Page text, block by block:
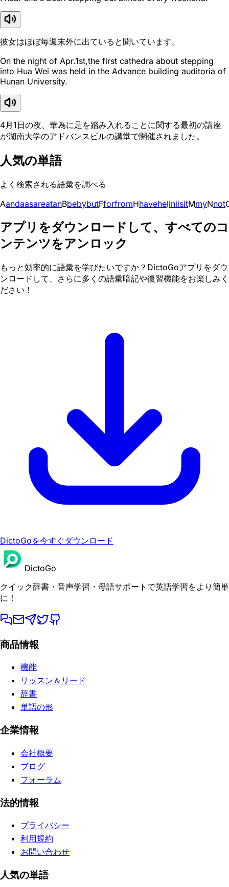
彼女はほぼ毎週末外に出ていると聞いています。
On the night of Apr.1st,the first cathedra about stepping
into Hua Wei was held in the Advance building auditoria of
Hunan University.
4月1日の夜、華為に足を踏み入れることに関する最初の講座
が湖南大学のアドバンスビルの講堂で開催されました。
人気の単語
よく検索される語彙を調べる
AandaasareatanBbebybutFforfromHhaveheIiniisitMmyNnot
アプリをダウンロードして、すべてのコ
ンテンツをアンロック
もっと効率的に語彙を学びたいですか？DictoGoアプリをダウ
ンロードして、さらに多くの語彙暗記や復習機能をお楽しみく
ださい！
DictoGoを今すぐダウンロード
DictoGo
クイック辞書・音声学習・母語サポートで英語学習をより簡単
に！
商品情報
機能
リッスン＆リード
辞書
単語の形
企業情報
会社概要
ブログ
フォーラム
法的情報
プライバシー
利用規約
お問い合わせ
人気の単語